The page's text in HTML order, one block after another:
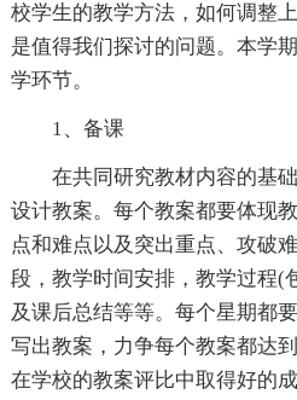
校学生的教学方法，如何调整
是值得我们探讨的问题。本学
学环节。
1、备课
在共同研究教材内容的基
设计教案。每个教案都要体现
点和难点以及突出重点、攻破
段，教学时间安排，教学过程(
及课后总结等等。每个星期都
写出教案，力争每个教案都达
在学校的教案评比中取得好的成